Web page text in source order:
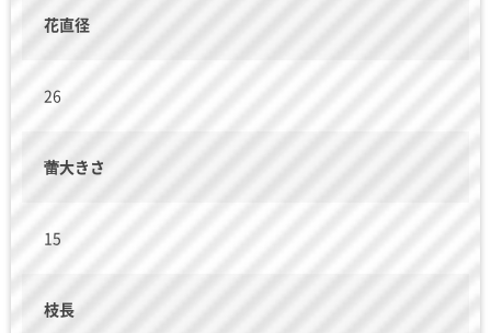
花直径
26
蕾大きさ
15
枝長